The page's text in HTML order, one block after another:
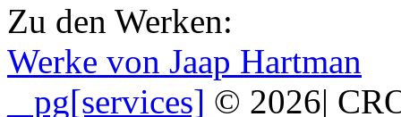
Zu den Werken:
Werke von Jaap Hartman
_ pg[services] © 2026|